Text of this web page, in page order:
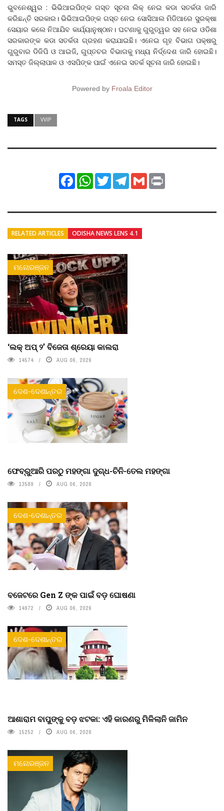
ଭୁବନେଶ୍ୱର : ଭିଭିଆଇପିଙ୍କ ଗସ୍ତ ସୂଚନା ଲିକ୍ ନେଇ କଡା ସତର୍କତା ଜାରି
କରିଛନ୍ତି ସରକାର। ଭିଭିଆଇପିଙ୍କ ଗସ୍ତ ନେଇ ସୋସିଆଲ ମିଡିଆରେ ସୁରକ୍ଷା
ସେୟାର କଲେ ନିଆଯିବ କାର୍ଯ୍ୟାନୁଷ୍ଠାନ। ଘଟଣାକୁ ଗୁରୁତ୍ୱର ସହ ନେଇ ଓଡିଶା
ସରକାରଙ୍କ କଡା ସତର୍କତା ଗ୍ରହଣ କରାଯାଇଛି। ଏନେଇ ଗୃହ ବିଭାଗ ପକ୍ଷରୁ
ଗୁରୁବାର ଡିଜିପି ଓ ଆଇଜି, ଗୁପ୍ତଚର ବିଭାଗକୁ ମଧ୍ୟ ନିର୍ଦ୍ଦେଶ ଜାରି ହୋଇଛି।
ସମସ୍ତ ଜିଲ୍ଲାପାଳ ଓ ଏସପିଙ୍କ ପାଇଁ ଏନେଇ ସତର୍କ ସୂଚନା ଜାରି ହୋଇଛି।
Powered by Froala Editor
TAGS VVIP
FacebookWhatsApp
TwitterTelegram
Gmail
RELATED ARTICLES ODISHA NEWS LENS 4.1
ମନୋରଞ୍ଜନ
‘ଲକ୍ ଅପ୍ ୨’ ବିଜେତା ଶ୍ରେୟା କାଲରା
14574 AUG 06, 2026
ଦେଶ-ଦେଶାନ୍ତର
ଫେବ୍ରୁଆରି ପରଠୁ ମହଙ୍ଗା ଦୁଗ୍ଧ-ଚିନି-ତେଲ ମହଙ୍ଗା
13589 AUG 06, 2026
ଦେଶ-ଦେଶାନ୍ତର
ବଜେଟରେ Gen Z ଙ୍କ ପାଇଁ ବଡ଼ ଘୋଷଣା
14972 AUG 06, 2026
ଦେଶ-ଦେଶାନ୍ତର
ଆଶାରାମ ବାପୁଙ୍କୁ ବଡ଼ ଝଟକା: ଏହି କାରଣରୁ ମିଳିଲାନି ଜାମିନ
15252 AUG 06, 2026
ମନୋରଞ୍ଜନ